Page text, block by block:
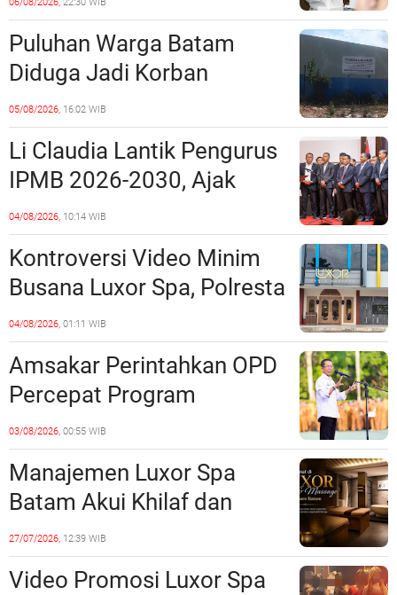
Ketentuan Peraturan
Perundang-undangan
Puluhan Warga Batam
Diduga Jadi Korban
Penipuan Kavling Hingga
Miliaran Rupiah, Laporan ke
Polda Kepri Jalan di
Tempat?
05/08/2026, 16:02 WIB
Li Claudia Lantik Pengurus
IPMB 2026-2030, Ajak
Perkuat Kerukunan dan
Sinergi dengan Pemko
Batam
04/08/2026, 10:14 WIB
Kontroversi Video Minim
Busana Luxor Spa, Polresta
Barelang Usut Tuntas
Unsur Pelanggaran Hukum
04/08/2026, 01:11 WIB
Amsakar Perintahkan OPD
Percepat Program
Prioritas, Targetkan
Realisasi Pembangunan
Lampaui 50 Persen
03/08/2026, 00:55 WIB
Manajemen Luxor Spa
Batam Akui Khilaf dan
Minta Maaf, Konten
Langsung Di-Takedown
27/07/2026, 12:39 WIB
Video Promosi Luxor Spa